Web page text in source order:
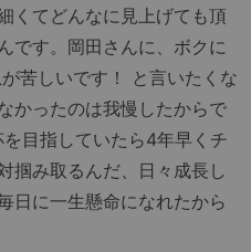
くてどんなに見上げても頂
です。岡田さんに、ボクに
苦しいです！ と言いたくな
かったのは我慢したからで
目指していたら4年早くチ
掴み取るんだ、日々成長し
日に一生懸命になれたから